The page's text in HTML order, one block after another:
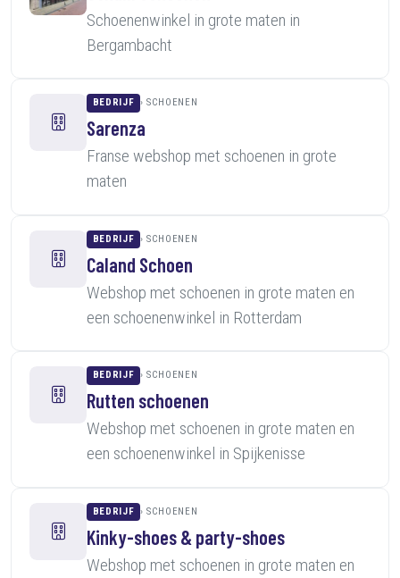
Schoenenwinkel in grote maten in
Bergambacht
BEDRIJF SCHOENEN
Sarenza
Franse webshop met schoenen in grote
maten
BEDRIJF SCHOENEN
Caland Schoen
Webshop met schoenen in grote maten en
een schoenenwinkel in Rotterdam
BEDRIJF SCHOENEN
Rutten schoenen
Webshop met schoenen in grote maten en
een schoenenwinkel in Spijkenisse
BEDRIJF SCHOENEN
Kinky-shoes & party-shoes
Webshop met schoenen in grote maten en